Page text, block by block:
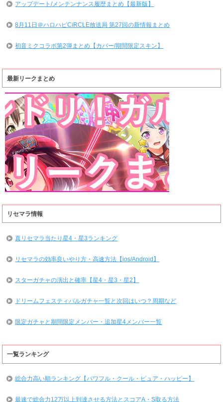
アップデート/メンテンナンス履歴まとめ【最新版】
8月11日＠ハロハピCiRCLE放送局 第27回の新情報まとめ
初音ミクコラボ第2弾まとめ【カバー/期間限定スキン】
最新リークまとめ
リセマラ情報
真リセマラ当たり星4・星3ランキング
リセマラの効率良いやり方・高速方法【ios/Android】
スターガチャの演出と確率【星4・星3・星2】
ドリームフェスティバルガチャ一覧と次回はいつ？周期など
限定ガチャと期間限定メンバー・追加星4メンバー一覧
一覧ランキング
総合力高い順ランキング【パワフル・クール・ピュア・ハッピー】
最速で総合力12万以上到達させる方法とスコアA・S取る方法